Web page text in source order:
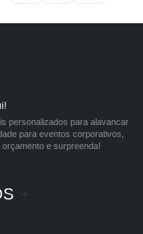
personalizados para alavancar
para eventos corporativos,
e surpreenda!